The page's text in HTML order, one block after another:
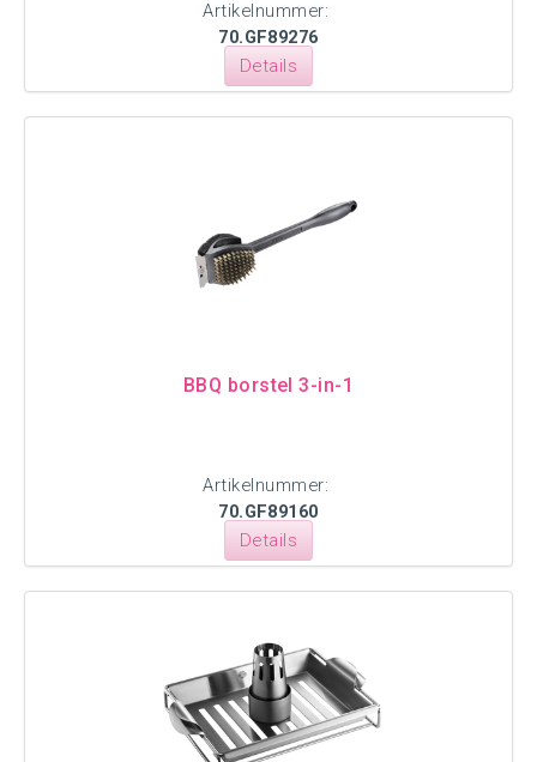
Artikelnummer:
70.GF89276
Details
BBQ borstel 3-in-1
Artikelnummer:
70.GF89160
Details